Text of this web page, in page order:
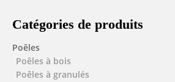
Catégories de produits
Poêles
Poêles à bois
Poêles à granulés